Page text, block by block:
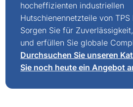
hocheffizienten industriellen
Hutschienennetzteile von TPS
Sorgen Sie für
und erfüllen Sie globale
Durchsuchen Sie unseren
Sie noch heute ein Angebot